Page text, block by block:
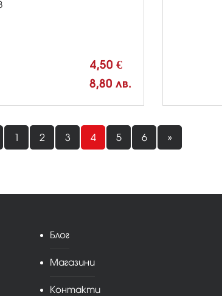
4,50 €
8,80 лв.
1 2 3 4 5 6 »
Блог
Магазини
Контакти